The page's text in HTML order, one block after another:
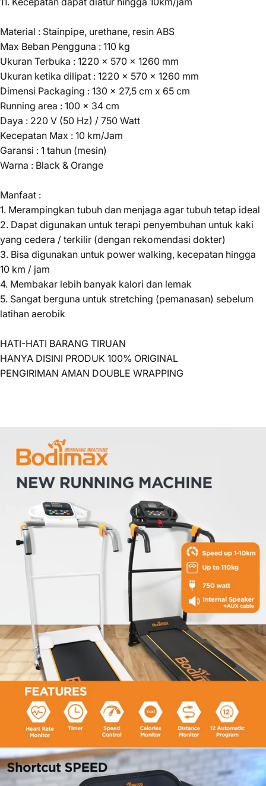
Material : Stainpipe, urethane, resin ABS
Max Beban Pengguna : 110 kg
Ukuran Terbuka : 1220 x 570 x 1260 mm
Ukuran ketika dilipat : 1220 x 570 x 1260 mm
Dimensi Packaging : 130 x 27,5 cm x 65 cm
Running area : 100 x 34 cm
Daya : 220 V (50 Hz) / 750 Watt
Kecepatan Max : 10 km/Jam
Garansi : 1 tahun (mesin)
Warna : Black & Orange
Manfaat :
1. Merampingkan tubuh dan menjaga agar tubuh tetap ideal
2. Dapat digunakan untuk terapi penyembuhan untuk kaki
yang cedera / terkilir (dengan rekomendasi dokter)
3. Bisa digunakan untuk power walking, kecepatan hingga
10 km / jam
4. Membakar lebih banyak kalori dan lemak
5. Sangat berguna untuk stretching (pemanasan) sebelum
latihan aerobik
HATI-HATI BARANG TIRUAN
HANYA DISINI PRODUK 100% ORIGINAL
PENGIRIMAN AMAN DOUBLE WRAPPING